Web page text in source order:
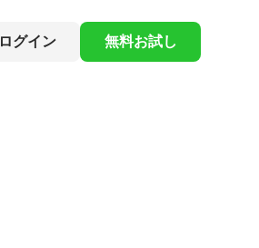
ログイン 無料お試し